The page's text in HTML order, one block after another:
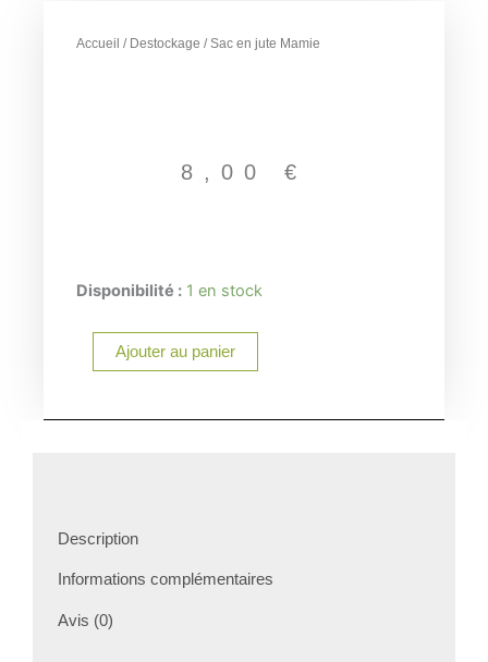
Accueil / Destockage / Sac en jute Mamie
8,00 €
Disponibilité : 1 en stock
quantité
Sac
jute
Ajouter au panier
Description
Informations complémentaires
Avis (0)